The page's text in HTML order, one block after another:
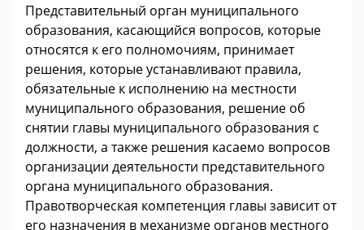
Представительный орган муниципального
образования, касающийся вопросов, которые
относятся к его полномочиям, принимает
решения, которые устанавливают правила,
обязательные к исполнению на местности
муниципального образования, решение об
снятии главы муниципального образования с
должности, а также решения касаемо вопросов
организации деятельности представительного
органа муниципального образования.
Правотворческая компетенция главы зависит от
его назначения в механизме органов местного